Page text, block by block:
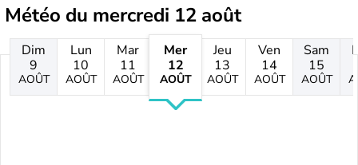
Météo du mercredi 12 août
Dim
9
AOÛT
Lun
10
AOÛT
Mar
11
AOÛT
Mer
12
AOÛT
Jeu
13
AOÛT
Ven
14
AOÛT
Sam
15
AOÛT